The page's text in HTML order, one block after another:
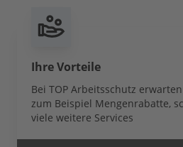
Ihre Vorteile
Bei TOP Arbeitsschutz
zum Beispiel Mengenrabatte,
viele weitere Services